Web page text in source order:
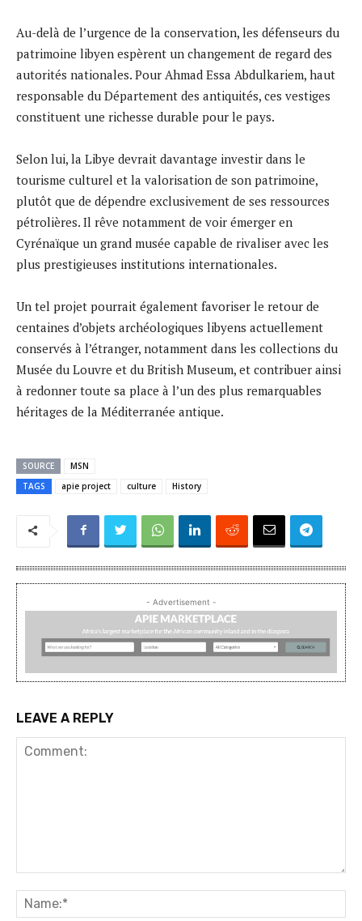
Au-delà de l’urgence de la conservation, les défenseurs du
patrimoine libyen espèrent un changement de regard des
autorités nationales. Pour Ahmad Essa Abdulkariem, haut
responsable du Département des antiquités, ces vestiges
constituent une richesse durable pour le pays.
Selon lui, la Libye devrait davantage investir dans le
tourisme culturel et la valorisation de son patrimoine,
plutôt que de dépendre exclusivement de ses ressources
pétrolières. Il rêve notamment de voir émerger en
Cyrénaïque un grand musée capable de rivaliser avec les
plus prestigieuses institutions internationales.
Un tel projet pourrait également favoriser le retour de
centaines d’objets archéologiques libyens actuellement
conservés à l’étranger, notamment dans les collections du
Musée du Louvre et du British Museum, et contribuer ainsi
à redonner toute sa place à l’un des plus remarquables
héritages de la Méditerranée antique.
SOURCE
MSN
TAGS
apie project culture History
- Advertisement -
LEAVE A REPLY